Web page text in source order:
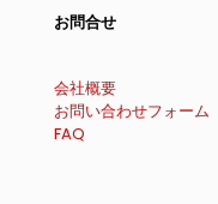
お問合せ
会社概要
お問い合わせフォーム
FAQ